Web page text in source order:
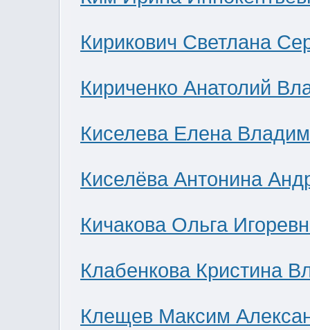
Кирикович Светлана
Кириченко Анатолий
Киселева Елена
Киселёва Антонина
Кичакова Ольга
Клабенкова Кристина
Клещев Максим